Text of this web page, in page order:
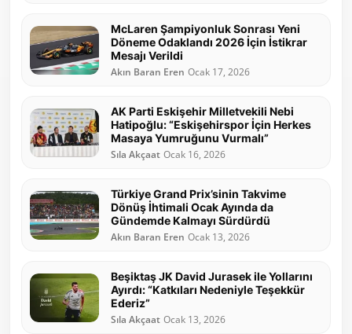
McLaren Şampiyonluk Sonrası Yeni
Döneme Odaklandı 2026 İçin İstikrar
Mesajı Verildi
Akın Baran Eren Ocak 17, 2026
AK Parti Eskişehir Milletvekili Nebi
Hatipoğlu: “Eskişehirspor İçin Herkes
Masaya Yumruğunu Vurmalı”
Sıla Akçaat Ocak 16, 2026
Türkiye Grand Prix’sinin Takvime
Dönüş İhtimali Ocak Ayında da
Gündemde Kalmayı Sürdürdü
Akın Baran Eren Ocak 13, 2026
Beşiktaş JK David Jurasek ile Yollarını
Ayırdı: “Katkıları Nedeniyle Teşekkür
Ederiz”
Sıla Akçaat Ocak 13, 2026